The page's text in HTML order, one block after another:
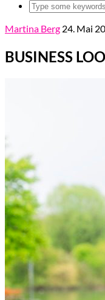
Martina Berg 24. Mai
BUSINESS